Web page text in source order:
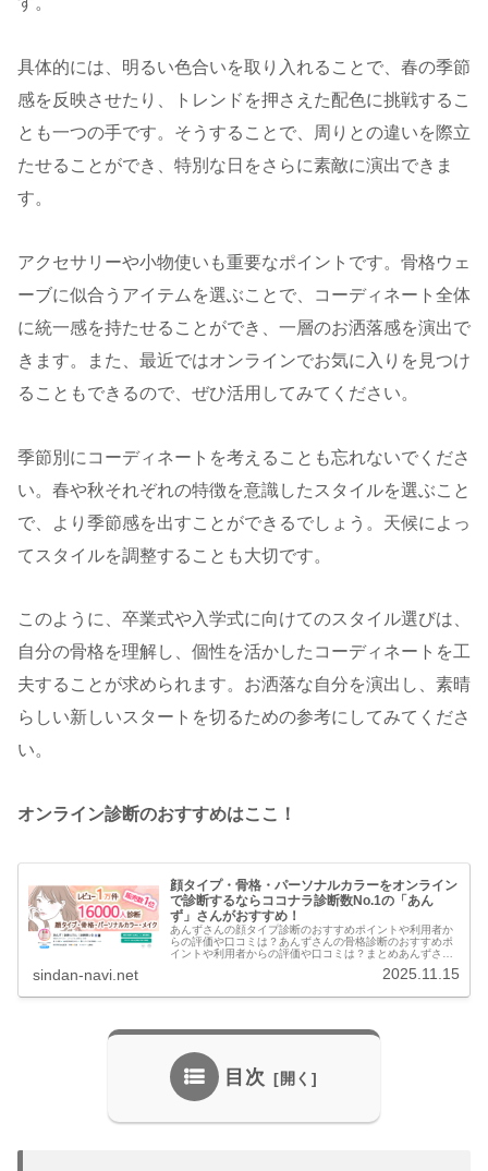
具体的には、明るい色合いを取り入れることで、春の季節
感を反映させたり、トレンドを押さえた配色に挑戦するこ
とも一つの手です。そうすることで、周りとの違いを際立
たせることができ、特別な日をさらに素敵に演出できま
す。
アクセサリーや小物使いも重要なポイントです。骨格ウェ
ーブに似合うアイテムを選ぶことで、コーディネート全体
に統一感を持たせることができ、一層のお洒落感を演出で
きます。また、最近ではオンラインでお気に入りを見つけ
ることもできるので、ぜひ活用してみてください。
季節別にコーディネートを考えることも忘れないでくださ
い。春や秋それぞれの特徴を意識したスタイルを選ぶこと
で、より季節感を出すことができるでしょう。天候によっ
てスタイルを調整することも大切です。
このように、卒業式や入学式に向けてのスタイル選びは、
自分の骨格を理解し、個性を活かしたコーディネートを工
夫することが求められます。お洒落な自分を演出し、素晴
らしい新しいスタートを切るための参考にしてみてくださ
い。
オンライン診断のおすすめはここ！
顔タイプ・骨格・パーソナルカラーをオンライン
で診断するならココナラ診断数No.1の「あん
ず」さんがおすすめ！
あんずさんの顔タイプ診断のおすすめポイントや利用者か
らの評価や口コミは？あんずさんの骨格診断のおすすめポ
イントや利用者からの評価や口コミは？まとめあんずさん
sindan-navi.net 2025.11.15
目次